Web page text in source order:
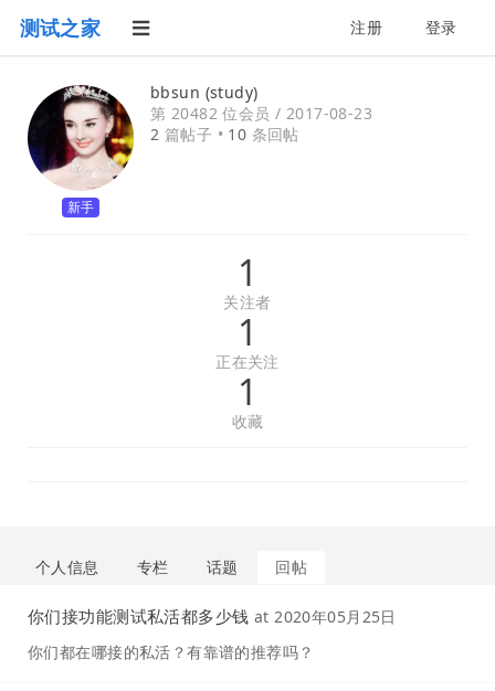
测试之家 注册 登录
新手
bbsun (study)
第 20482 位会员 / 2017-08-23
2 篇帖子 • 10 条回帖
1
关注者
1
正在关注
1
收藏
个人信息 专栏 话题 回帖
你们接功能测试私活都多少钱 at2020年05月25日
你们都在哪接的私活？有靠谱的推荐吗？